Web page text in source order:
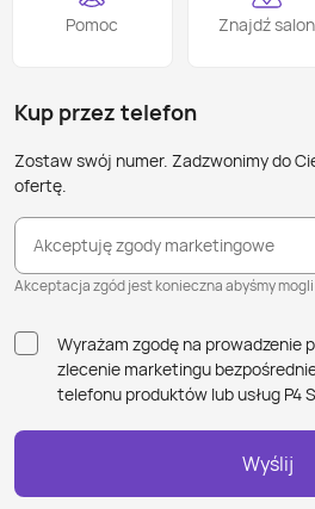
Pomoc Znajdź salon
Kup przez telefon
Zostaw swój numer. Zadzwonimy do
ofertę.
Akceptuję zgody marketingowe
Akceptacja zgód jest konieczna abyśmy
Wyrażam zgodę na prowadzenie
zlecenie marketingu
telefonu produktów lub usług P4
Wyślij